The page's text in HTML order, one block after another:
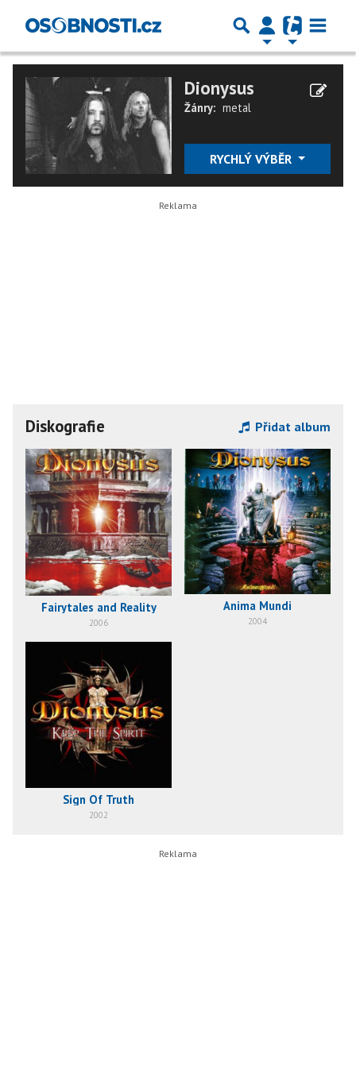
Dionysus
Žánry: metal
RYCHLÝ VÝBĚR
Diskografie Přidat album
Fairytales and Reality
2006
Anima Mundi
2004
Sign Of Truth
2002